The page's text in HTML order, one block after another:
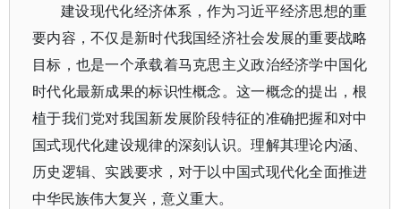
建设现代化经济体系，作为习近平经济思想的重
要内容，不仅是新时代我国经济社会发展的重要战略
目标，也是一个承载着马克思主义政治经济学中国化
时代化最新成果的标识性概念。这一概念的提出，根
植于我们党对我国新发展阶段特征的准确把握和对中
国式现代化建设规律的深刻认识。理解其理论内涵、
历史逻辑、实践要求，对于以中国式现代化全面推进
中华民族伟大复兴，意义重大。